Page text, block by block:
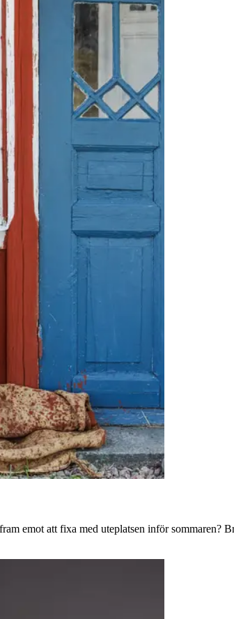
emot att fixa med uteplatsen inför sommaren?